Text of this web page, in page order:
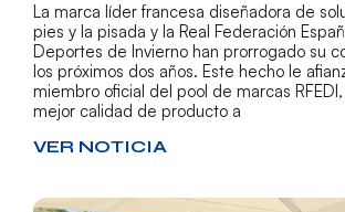
La marca líder francesa diseñadora de
pies y la pisada y la Real Federación
Deportes de Invierno han prorrogado su
los próximos dos años. Este hecho le
miembro oficial del pool de marcas
mejor calidad de producto a
VER NOTICIA